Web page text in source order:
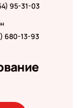
95-31-03
680-13-93